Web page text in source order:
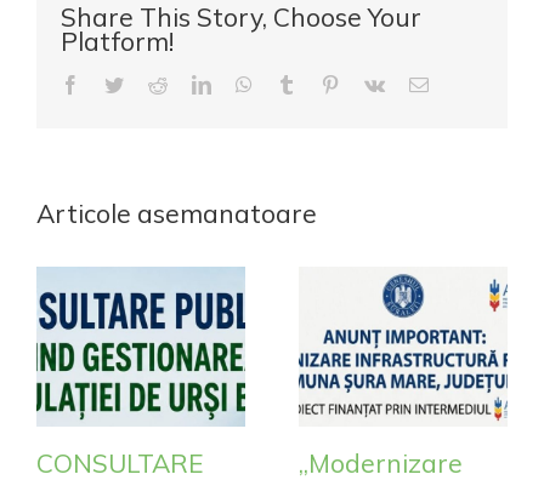
Share This Story, Choose Your
Platform!
Facebook
TwitterRedditLinkedInWhatsApp
Tumblr Pinterest
Vk
E-
Articole asemanatoare
CONSULTARE
„Modernizare